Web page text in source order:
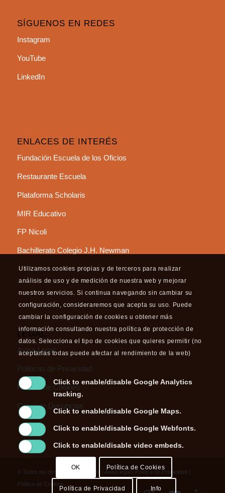
SÍGUENOS EN REDES
Instagram
YouTube
LinkedIn
ENLACES DE INTERÉS
Fundación Escuela de los Oficios
Restaurante Escuela
Plataforma Scholaris
MIR Educativo
FP Nicoli
Bachillerato Colegio J.H. Newman
LEGAL
Aviso Legal
Políticas de Privacidad
Política de Cookies
Canal de Denuncias
© Todos los derechos reservados | Aviso legal Política de Privacidad
Política de Cookies
Utilizamos cookies propias y de terceros para realizar
análisis de uso y de medición de nuestra web y mejorar
nuestros servicios. Si continua navegando sin cambiar su
configuración, consideraremos que acepta su uso. Puede
cambiar la configuración de cookies u obtener más
información consultando nuestra política de protección de
datos. Selecciona el tipo de cookies que quieres permitir (no
aceptarlas todas puede afectar al rendimiento de la web)
Click to enable/disable Google Analytics
tracking.
Click to enable/disable Google Maps.
Click to enable/disable Google Webfonts.
Click to enable/disable video embeds.
OK Política de Cookies
Política de Privacidad Info